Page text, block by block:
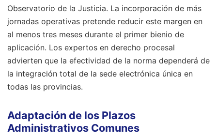
Observatorio de la Justicia. La incorporación de más
jornadas operativas pretende reducir este margen en
al menos tres meses durante el primer bienio de
aplicación. Los expertos en derecho procesal
advierten que la efectividad de la norma dependerá de
la integración total de la sede electrónica única en
todas las provincias.
Adaptación de los Plazos
Administrativos Comunes